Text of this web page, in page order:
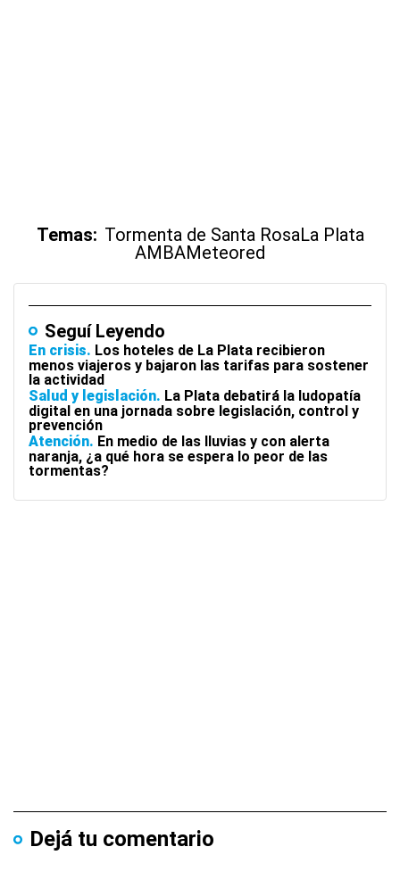
Temas: Tormenta de Santa RosaLa Plata
AMBAMeteored
Seguí Leyendo
En crisis Los hoteles de La Plata recibieron
menos viajeros y bajaron las tarifas para sostener
la actividad
Salud y legislación La Plata debatirá la ludopatía
digital en una jornada sobre legislación, control y
prevención
Atención En medio de las lluvias y con alerta
naranja, ¿a qué hora se espera lo peor de las
tormentas?
Dejá tu comentario